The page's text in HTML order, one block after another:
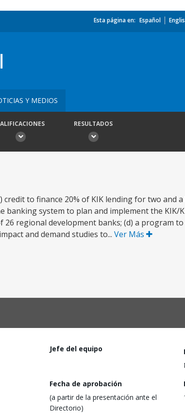
Esta página en: Español
Y MEDIOS
RESULTADOS
to finance 20% of KIK lending for two and
system to plan and implement the KIK/
regional development banks; (d) a program to
and demand studies to... Ver Más
Jefe del equipo
Fecha de aprobación
(a partir de la presentación ante el
Directorio)